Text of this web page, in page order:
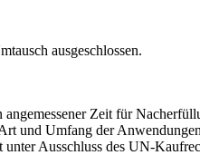
ausgeschlossen.
Zeit für
und Umfang der
Ausschluss des UN-